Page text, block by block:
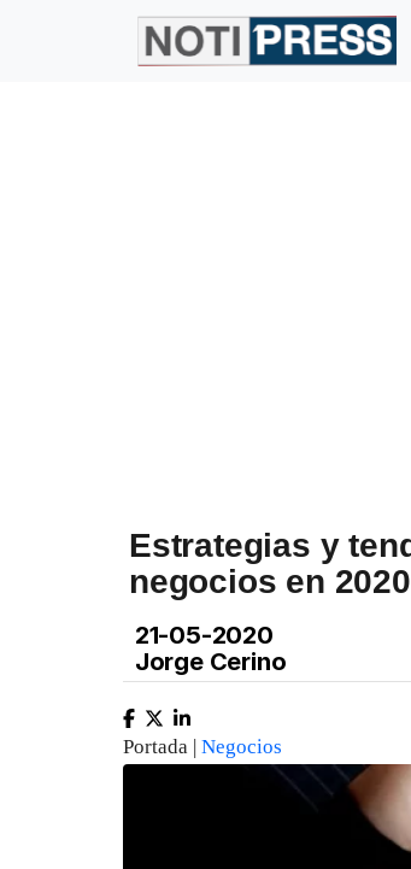
Estrategias y
negocios en 2020
21-05-2020
Jorge Cerino
Portada | Negocios